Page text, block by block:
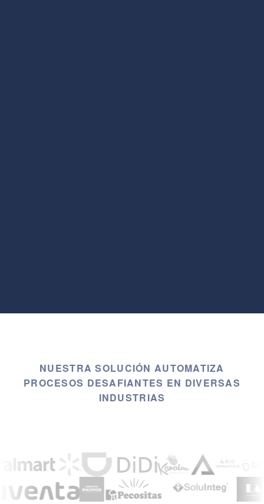
NUESTRA SOLUCIÓN AUTOMATIZA
PROCESOS DESAFIANTES EN DIVERSAS
INDUSTRIAS